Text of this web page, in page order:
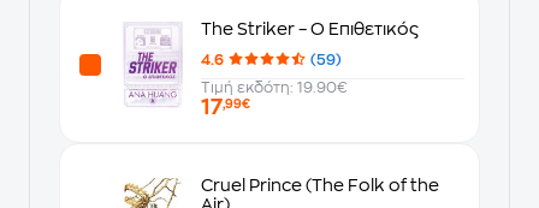
The Striker – Ο Επιθετικός
4.6
(59)
Τιμή εκδότη: 19.90€
17,99€
Cruel Prince (The Folk of the
Air)